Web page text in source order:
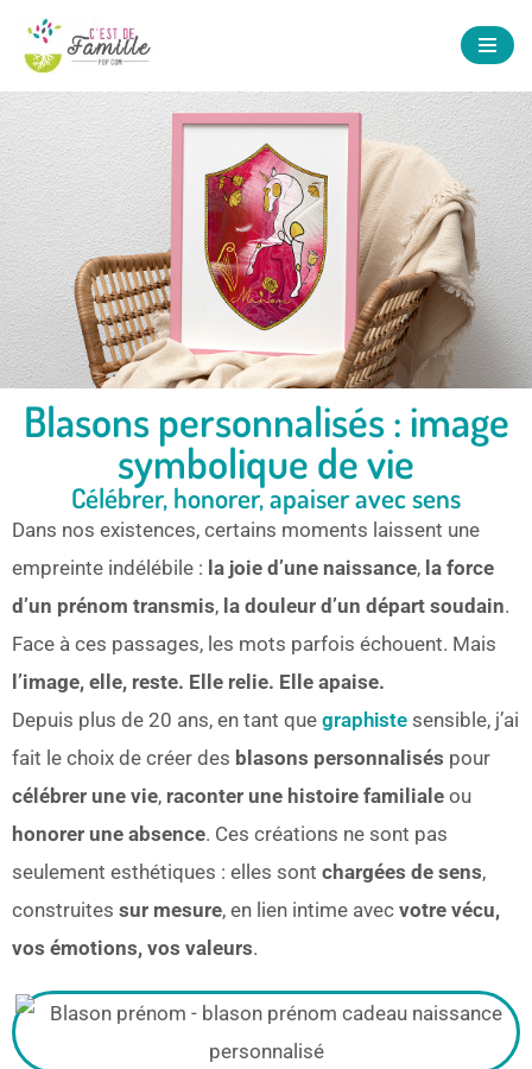
Aller
au
contenu
mai 12, 2025
Accueil Blog » Blason personnalisé : Célébrer, honorer,
transmettre
Blasons personnalisés : image
symbolique de vie
Célébrer, honorer, apaiser avec sens
Dans nos existences, certains moments laissent une
empreinte indélébile : la joie d’une naissance, la force
d’un prénom transmis, la douleur d’un départ soudain.
Face à ces passages, les mots parfois échouent. Mais
l’image, elle, reste. Elle relie. Elle apaise.
Depuis plus de 20 ans, en tant que graphiste sensible, j’ai
fait le choix de créer des blasons personnalisés pour
célébrer une vie, raconter une histoire familiale ou
honorer une absence. Ces créations ne sont pas
seulement esthétiques : elles sont chargées de sens,
construites sur mesure, en lien intime avec votre vécu,
vos émotions, vos valeurs.